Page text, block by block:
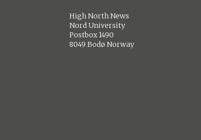
High North News
Nord University
Postbox 1490
8049 Bodø Norway